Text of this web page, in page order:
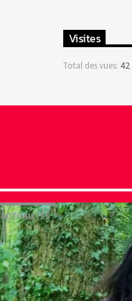
Visites
Total des vues: 42
ACTUALITÉS